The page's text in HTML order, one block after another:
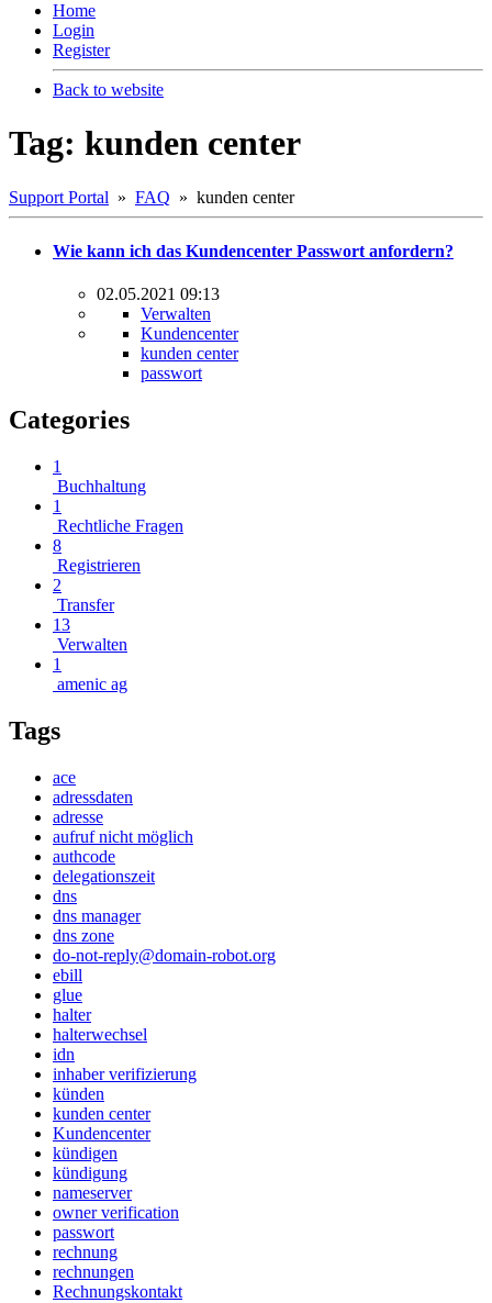
Home
Login
Register
Back to website
Tag: kunden center
Support Portal » FAQ » kunden center
Wie kann ich das Kundencenter Passwort anfordern?
02.05.2021 09:13
Verwalten
Kundencenter
kunden center
passwort
Categories
1
Buchhaltung
1
Rechtliche Fragen
8
Registrieren
2
Transfer
13
Verwalten
1
amenic ag
Tags
ace
adressdaten
adresse
aufruf nicht möglich
authcode
delegationszeit
dns
dns manager
dns zone
do-not-reply@domain-robot.org
ebill
glue
halter
halterwechsel
idn
inhaber verifizierung
künden
kunden center
Kundencenter
kündigen
kündigung
nameserver
owner verification
passwort
rechnung
rechnungen
Rechnungskontakt